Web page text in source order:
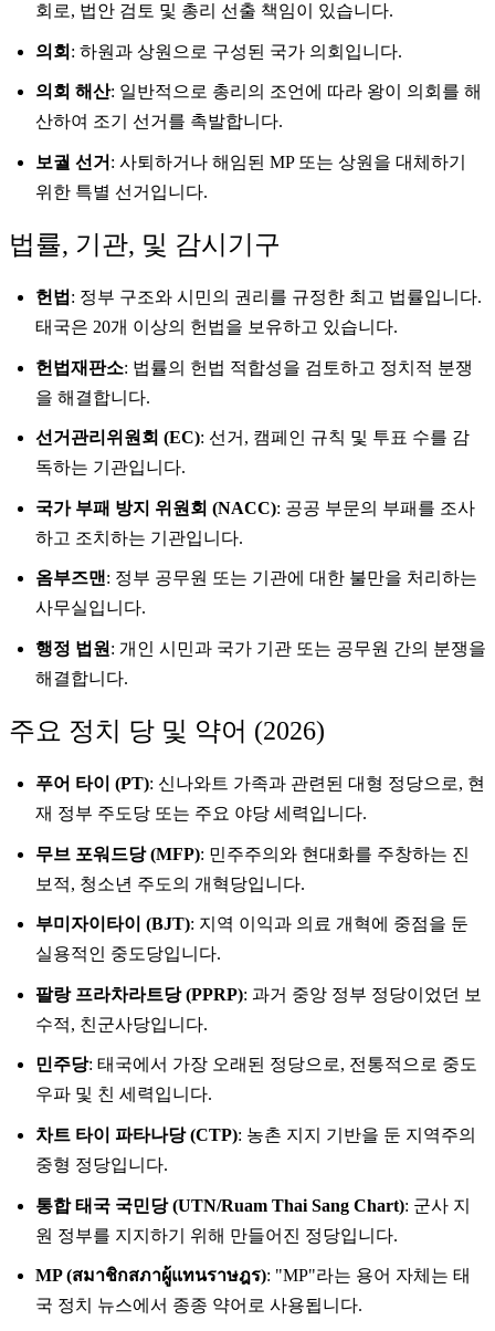
회로, 법안 검토 및 총리 선출 책임이 있습니다.
의회 : 하원과 상원으로 구성된 국가 의회입니다.
의회 해산: 일반적으로 총리의 조언에 따라 왕이 의회를 해
산하여 조기 선거를 촉발합니다.
보궐 선거 : 사퇴하거나 해임된 MP 또는 상원을 대체하기
위한 특별 선거입니다.
법률, 기관, 및 감시기구
헌법 : 정부 구조와 시민의 권리를 규정한 최고 법률입니다.
태국은 20개 이상의 헌법을 보유하고 있습니다.
헌법재판소: 법률의 헌법 적합성을 검토하고 정치적 분쟁
을 해결합니다.
선거관리위원회 (EC): 선거, 캠페인 규칙 및 투표 수를 감
독하는 기관입니다.
국가 부패 방지 위원회 (NACC): 공공 부문의 부패를 조사
하고 조치하는 기관입니다.
옴부즈맨: 정부 공무원 또는 기관에 대한 불만을 처리하는
사무실입니다.
행정 법원 : 개인 시민과 국가 기관 또는 공무원 간의 분쟁을
해결합니다.
주요 정치 당 및 약어 (2026)
푸어 타이 (PT): 신나와트 가족과 관련된 대형 정당으로, 현
재 정부 주도당 또는 주요 야당 세력입니다.
무브 포워드당 (MFP): 민주주의와 현대화를 주창하는 진
보적, 청소년 주도의 개혁당입니다.
부미자이타이 (BJT): 지역 이익과 의료 개혁에 중점을 둔
실용적인 중도당입니다.
팔랑 프라차라트당 (PPRP): 과거 중앙 정부 정당이었던 보
수적, 친군사당입니다.
민주당: 태국에서 가장 오래된 정당으로, 전통적으로 중도
우파 및 친 세력입니다.
차트 타이 파타나당 (CTP): 농촌 지지 기반을 둔 지역주의
중형 정당입니다.
통합 태국 국민당 (UTN/Ruam Thai Sang Chart): 군사 지
원 정부를 지지하기 위해 만들어진 정당입니다.
MP (สมาชิกสภาผู้แทนราษฎร): "MP"라는 용어 자체는 태
국 정치 뉴스에서 종종 약어로 사용됩니다.